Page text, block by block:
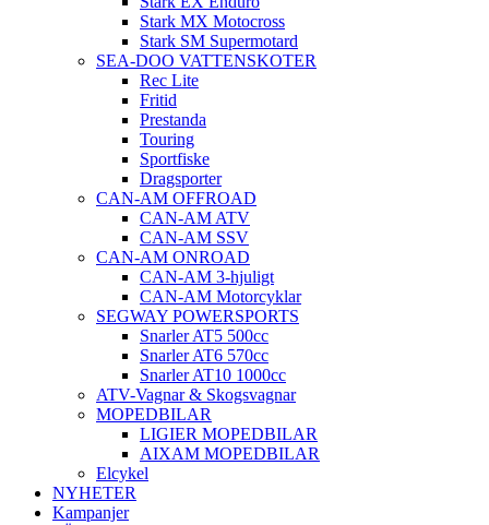
Stark MX Motocross
Stark SM Supermotard
SEA-DOO VATTENSKOTER
Rec Lite
Fritid
Prestanda
Touring
Sportfiske
Dragsporter
CAN-AM OFFROAD
CAN-AM ATV
CAN-AM SSV
CAN-AM ONROAD
CAN-AM 3-hjuligt
CAN-AM Motorcyklar
SEGWAY POWERSPORTS
Snarler AT5 500cc
Snarler AT6 570cc
Snarler AT10 1000cc
ATV-Vagnar & Skogsvagnar
MOPEDBILAR
LIGIER MOPEDBILAR
AIXAM MOPEDBILAR
Elcykel
NYHETER
Kampanjer